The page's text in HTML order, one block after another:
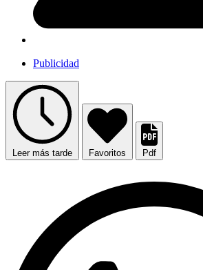
Publicidad
Leer más tarde Favoritos Pdf